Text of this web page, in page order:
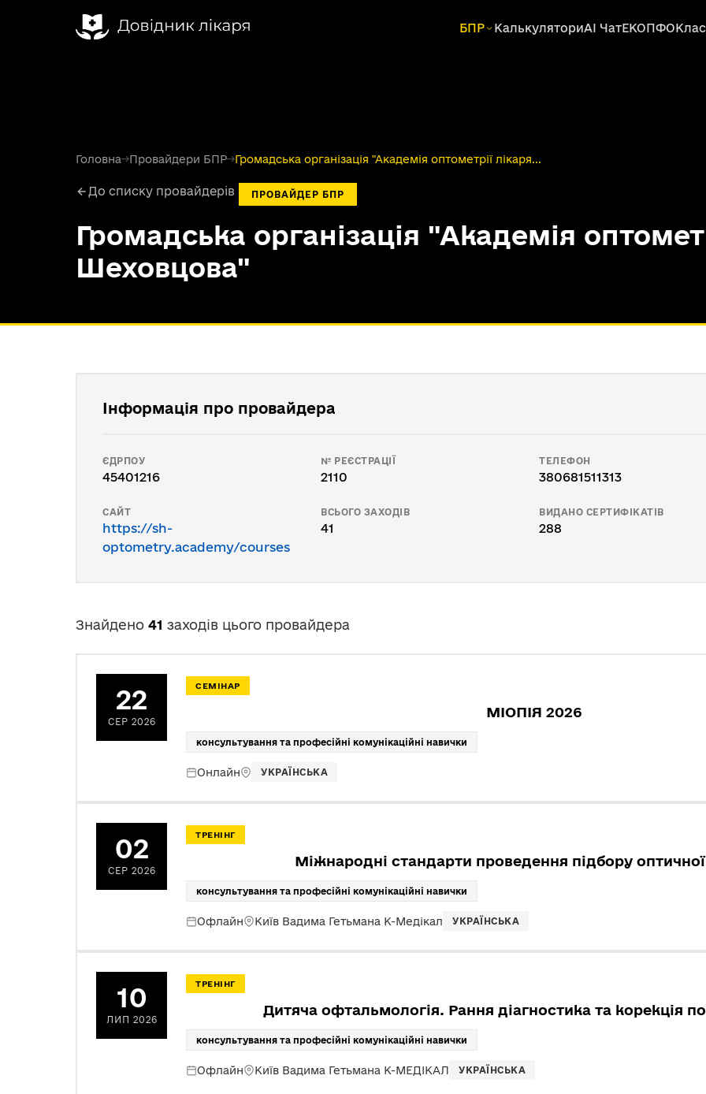
БПР КалькуляториAI ЧатЕКОПФО
Головна→Провайдери БПР→Громадська організація "Академія оптометрії лікаря...
До списку провайдерів ПРОВАЙДЕР БПР
Громадська організація "Академія
Шеховцова"
Інформація про провайдера
ЄДРПОУ
45401216
№ РЕЄСТРАЦІЇ
2110
ТЕЛЕФОН
380681511313
САЙТ
https://sh-
optometry.academy/courses
ВСЬОГО ЗАХОДІВ
41
ВИДАНО СЕРТИФІКАТІВ
288
Знайдено 41 заходів цього провайдера
22
СЕР 2026
СЕМІНАР
МІОПІЯ 2026
консультування та професійні комунікаційні навички
Онлайн УКРАЇНСЬКА
02
СЕР 2026
ТРЕНІНГ
Міжнародні стандарти проведення підбору оптичної
консультування та професійні комунікаційні навички
Офлайн Київ Вадима Гетьмана К-Медікал УКРАЇНСЬКА
10
ЛИП 2026
ТРЕНІНГ
Дитяча офтальмологія. Рання діагностика та корекція
консультування та професійні комунікаційні навички
Офлайн Київ Вадима Гетьмана К-МЕДІКАЛ УКРАЇНСЬКА